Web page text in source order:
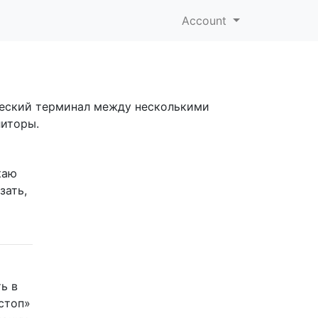
Account
терминал между несколькими
в